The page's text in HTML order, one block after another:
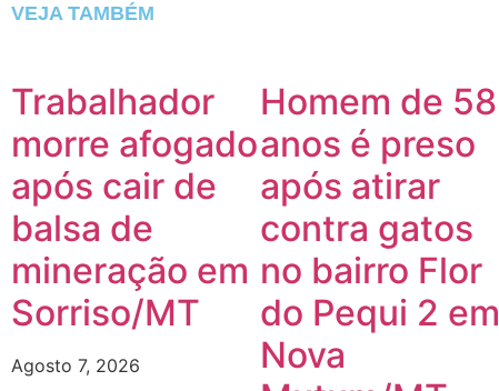
VEJA TAMBÉM
Trabalhador
morre afogado
após cair de
balsa de
mineração em
Sorriso/MT
Agosto 7, 2026
Homem de 58
anos é preso
após atirar
contra gatos
no bairro Flor
do Pequi 2 em
Nova